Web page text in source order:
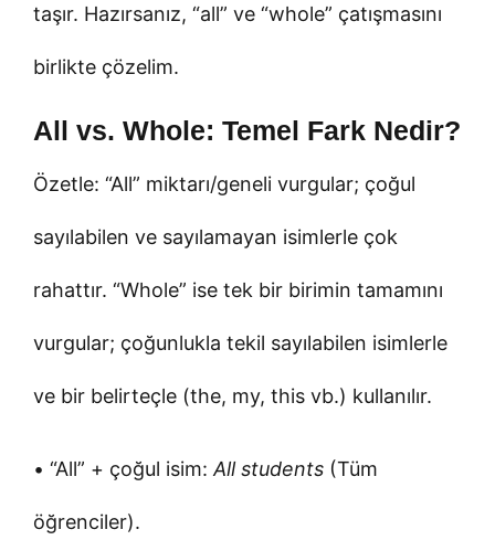
taşır. Hazırsanız, “all” ve “whole” çatışmasını
birlikte çözelim.
All vs. Whole: Temel Fark Nedir?
Özetle: “All” miktarı/geneli vurgular; çoğul
sayılabilen ve sayılamayan isimlerle çok
rahattır. “Whole” ise tek bir birimin tamamını
vurgular; çoğunlukla tekil sayılabilen isimlerle
ve bir belirteçle (the, my, this vb.) kullanılır.
• “All” + çoğul isim: All students (Tüm
öğrenciler).